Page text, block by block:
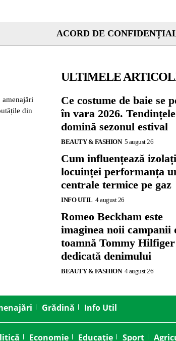
ACORD DE
amenajări
din
ULTIMELE
Ce costume de baie se
în vara 2026.
domină sezonul estival
BEAUTY & FASHION 5 august 26
Cum influențează
locuinței performanța
centrale termice pe gaz
INFO UTIL 4 august 26
Romeo Beckham este
imaginea noii campanii
toamnă Tommy Hilfiger
dedicată denimului
BEAUTY & FASHION 4 august 26
Grădină Info Util
Economie Educație Sport